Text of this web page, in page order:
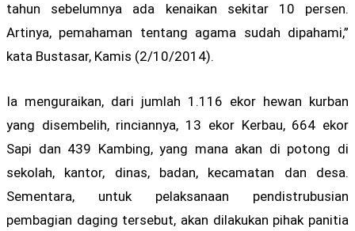
tahun sebelumnya ada kenaikan sekitar 10 persen.
Artinya, pemahaman tentang agama sudah dipahami,”
kata Bustasar, Kamis (2/10/2014).
Ia menguraikan, dari jumlah 1.116 ekor hewan kurban
yang disembelih, rinciannya, 13 ekor Kerbau, 664 ekor
Sapi dan 439 Kambing, yang mana akan di potong di
sekolah, kantor, dinas, badan, kecamatan dan desa.
Sementara, untuk pelaksanaan pendistrubusian
pembagian daging tersebut, akan dilakukan pihak panitia